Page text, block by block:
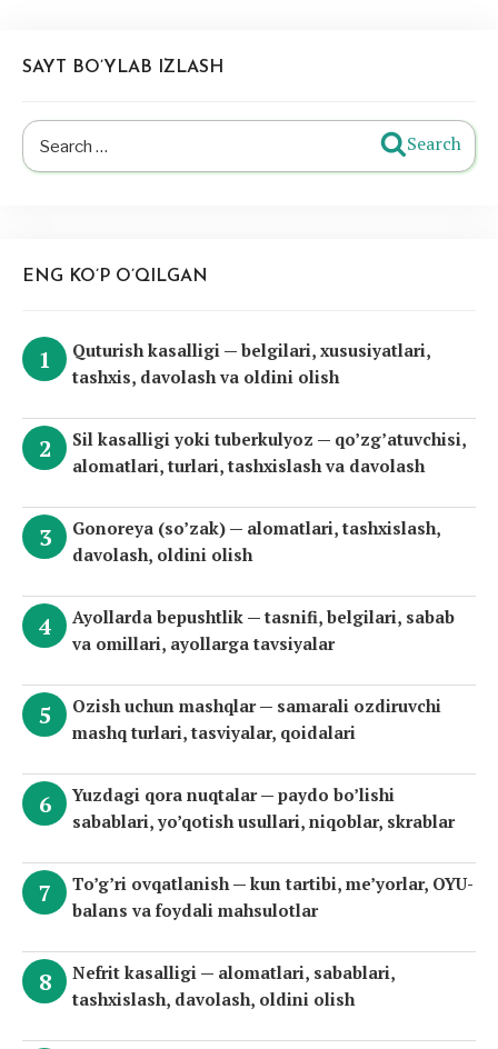
SAYT BO’YLAB IZLASH
Search
for:
Search
ENG KO’P O’QILGAN
Quturish kasalligi — belgilari, xususiyatlari,
tashxis, davolash va oldini olish
Sil kasalligi yoki tuberkulyoz — qo’zg’atuvchisi,
alomatlari, turlari, tashxislash va davolash
Gonoreya (so’zak) — alomatlari, tashxislash,
davolash, oldini olish
Ayollarda bepushtlik — tasnifi, belgilari, sabab
va omillari, ayollarga tavsiyalar
Ozish uchun mashqlar — samarali ozdiruvchi
mashq turlari, tasviyalar, qoidalari
Yuzdagi qora nuqtalar — paydo bo’lishi
sabablari, yo’qotish usullari, niqoblar, skrablar
To’g’ri ovqatlanish — kun tartibi, me’yorlar, OYU-
balans va foydali mahsulotlar
Nefrit kasalligi — alomatlari, sabablari,
tashxislash, davolash, oldini olish